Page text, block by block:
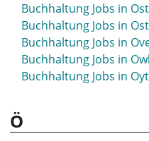
Buchhaltung Jobs in
Buchhaltung Jobs in
Buchhaltung Jobs in
Buchhaltung Jobs in Owl
Buchhaltung Jobs in
Ö